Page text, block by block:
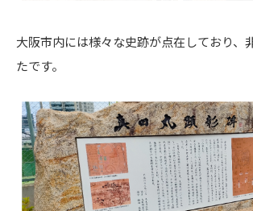
大阪市内には様々な史跡が点在しており、
たです。